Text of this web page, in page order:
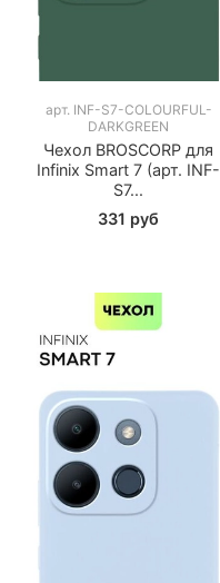
арт. INF-S7-COLOURFUL-
DARKGREEN
Чехол BROSCORP для
Infinix Smart 7 (арт. INF-
S7...
331 руб